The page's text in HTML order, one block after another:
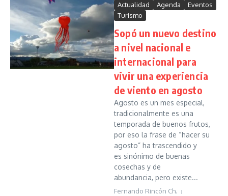
Actualidad Agenda
Eventos
Turismo
Sopó un nuevo destino
a nivel nacional e
internacional para
vivir una experiencia
de viento en agosto
Agosto es un mes especial,
tradicionalmente es una
temporada de buenos frutos,
por eso la frase de “hacer su
agosto” ha trascendido y
es sinónimo de buenas
cosechas y de
abundancia, pero existe...
Fernando Rincón Ch.